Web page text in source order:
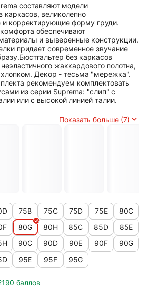
составляют модели
каркасов, великолепно
корректирующие форму груди.
обеспечивают
и выверенные конструкции.
придает современное звучание
без каркасов
жаккардового полотна,
хлопком. Декор - тесьма "мережка".
рекомендуем комплектовать
из серии Suprema: "слип" с
или с высокой линией талии.
Показать больше (7)
75B 75C 75D 75E
80C
80G 80H 85C 85D
85E
90C 90D 90E 90F
90G
95E 95F 95G
баллов